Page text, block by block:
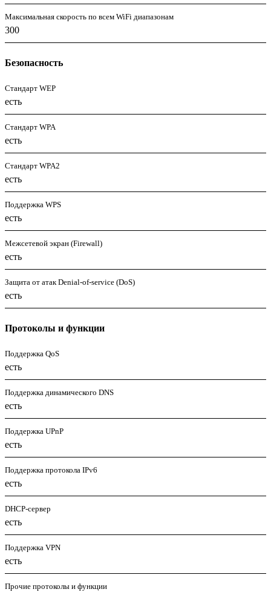
Максимальная скорость по всем WiFi диапазонам
300
Безопасность
Стандарт WEP
есть
Стандарт WPA
есть
Стандарт WPA2
есть
Поддержка WPS
есть
Межсетевой экран (Firewall)
есть
Защита от атак Denial-of-service (DoS)
есть
Протоколы и функции
Поддержка QoS
есть
Поддержка динамического DNS
есть
Поддержка UPnP
есть
Поддержка протокола IPv6
есть
DHCP-сервер
есть
Поддержка VPN
есть
Прочие протоколы и функции